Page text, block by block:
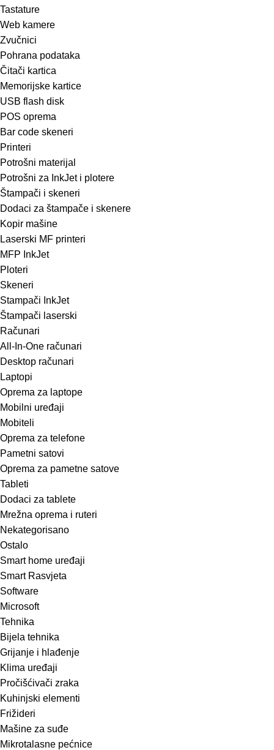
Tastature
Web kamere
Zvučnici
Pohrana podataka
Čitači kartica
Memorijske kartice
USB flash disk
POS oprema
Bar code skeneri
Printeri
Potrošni materijal
Potrošni za InkJet i plotere
Štampači i skeneri
Dodaci za štampače i skenere
Kopir mašine
Laserski MF printeri
MFP InkJet
Ploteri
Skeneri
Stampači InkJet
Štampači laserski
Računari
All-In-One računari
Desktop računari
Laptopi
Oprema za laptope
Mobilni uređaji
Mobiteli
Oprema za telefone
Pametni satovi
Oprema za pametne satove
Tableti
Dodaci za tablete
Mrežna oprema i ruteri
Nekategorisano
Ostalo
Smart home uređaji
Smart Rasvjeta
Software
Microsoft
Tehnika
Bijela tehnika
Grijanje i hlađenje
Klima uređaji
Pročišćivači zraka
Kuhinjski elementi
Frižideri
Mašine za suđe
Mikrotalasne pećnice